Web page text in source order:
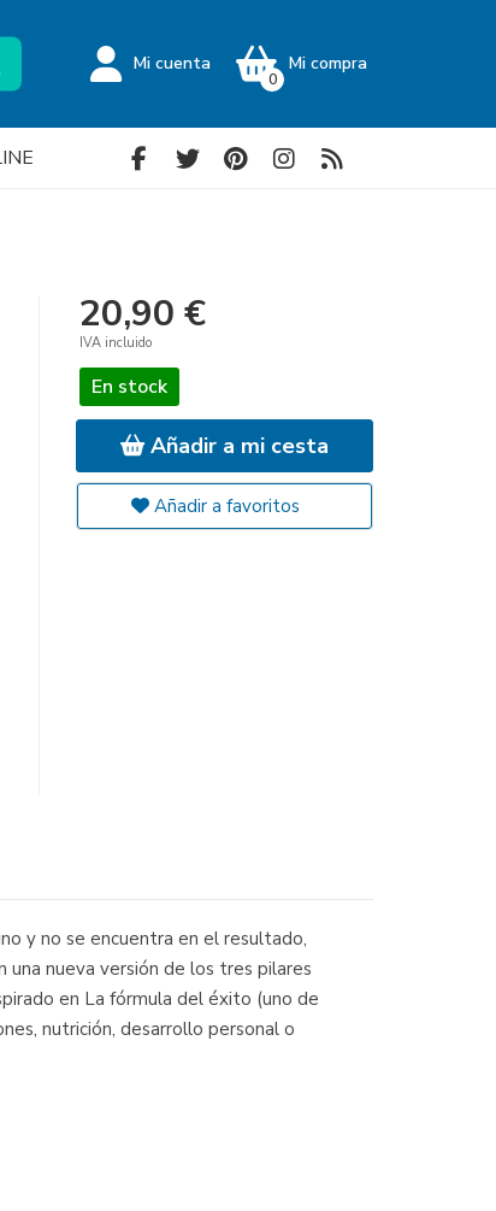
Mi cuenta Mi compra
0
20,90 €
IVA incluido
En stock
Añadir a mi cesta
Añadir a favoritos
y no se encuentra en el resultado,
una nueva versión de los tres pilares
en La fórmula del éxito (uno de
nutrición, desarrollo personal o